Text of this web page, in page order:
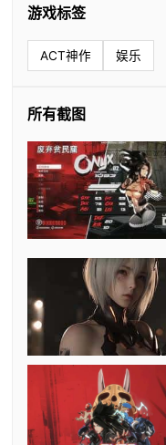
游戏标签
ACT神作 娱乐
所有截图